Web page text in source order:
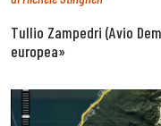
Tullio Zampedri (Avio
europea»